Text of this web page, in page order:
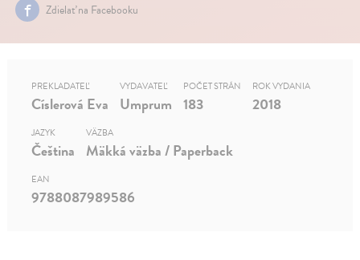
Zdielať na Facebooku
PREKLADATEĽ
Císlerová Eva
VYDAVATEĽ
Umprum
POČET STRÁN
183
ROK VYDANIA
2018
JAZYK
Čeština
VÄZBA
Mäkká väzba / Paperback
EAN
9788087989586